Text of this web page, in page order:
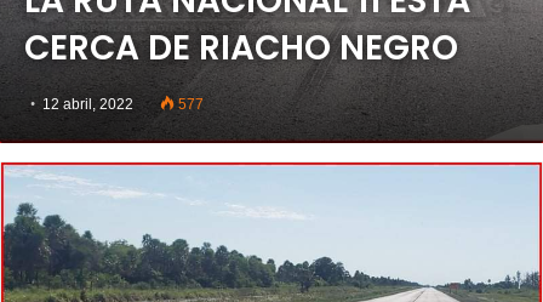
CERCA DE RIACHO NEGRO
12 abril, 2022 577